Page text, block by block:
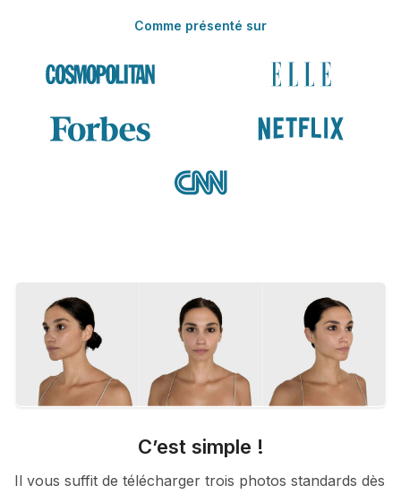
Comme présenté sur
C’est simple !
Il vous suffit de télécharger trois photos standards dès